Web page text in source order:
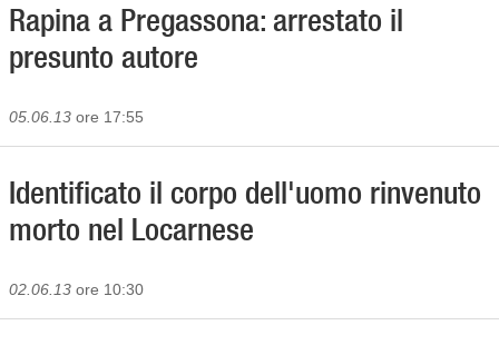
Rapina a Pregassona: arrestato il
presunto autore
05.06.13 ore 17:55
Identificato il corpo dell'uomo rinvenuto
morto nel Locarnese
02.06.13 ore 10:30